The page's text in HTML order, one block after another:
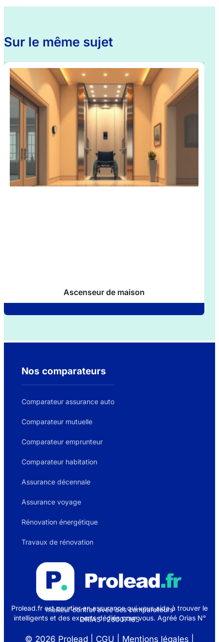
Sur le même sujet
Ascenseur de maison
Nos comparateurs
Comparateur assurance auto
Comparateur mutuelle
Comparateur emprunteur
Comparateur habitation
Assurance décennale
Assurance voyage
Rénovation énergétique
Travaux de rénovation
Prolead.fr est courtier en assurance qui vous aide à trouver le
meilleur contrat avec des comparateurs
intelligents et des experts dédiés pour vous. Agréé Orias N°
ORIAS : 26007165
© 2026 Prolead | CGU | Mentions légales